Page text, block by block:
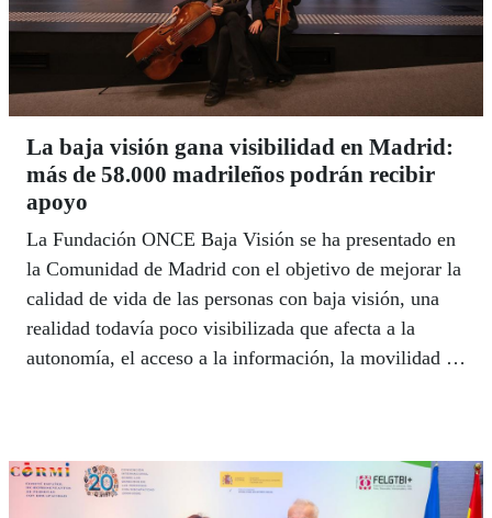
La baja visión gana visibilidad en Madrid:
más de 58.000 madrileños podrán recibir
apoyo
La Fundación ONCE Baja Visión se ha presentado en
la Comunidad de Madrid con el objetivo de mejorar la
calidad de vida de las personas con baja visión, una
realidad todavía poco visibilizada que afecta a la
autonomía, el acceso a la información, la movilidad y